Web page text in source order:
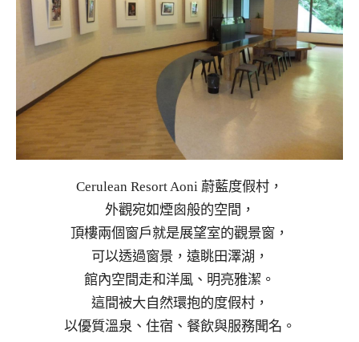
Cerulean Resort Aoni 蔚藍度假村，
外觀宛如煙囪般的空間，
頂樓兩個窗戶就是展望室的觀景窗，
可以透過窗景，遠眺田澤湖，
館內空間走和洋風、明亮雅潔。
這間被大自然環抱的度假村，
以優質溫泉、住宿、餐飲與服務聞名。